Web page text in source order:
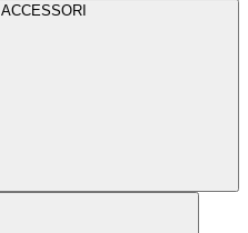
ACCESSORI